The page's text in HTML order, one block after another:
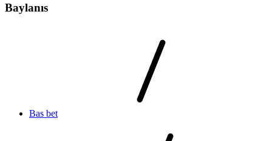
Baylanıs
Bas bet